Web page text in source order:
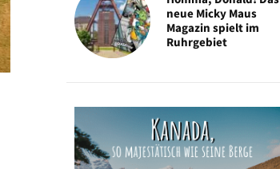
neue Micky Maus
Magazin spielt im
Ruhrgebiet